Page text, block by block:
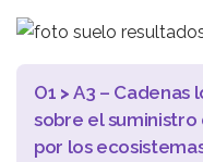
O1 >A3 – Cadenas
sobre el
por los